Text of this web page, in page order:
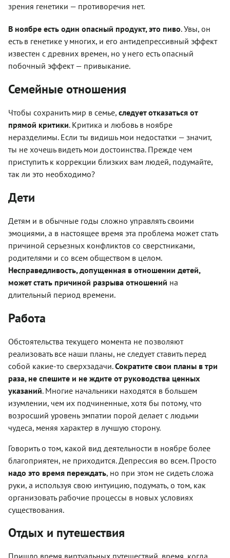
зрения генетики — противоречия нет.
В ноябре есть один опасный продукт, это пиво. Увы, он
есть в генетике у многих, и его антидепрессивный эффект
известен с древних времен, но у него есть опасный
побочный эффект — привыкание.
Семейные отношения
Чтобы сохранить мир в семье, следует отказаться от
прямой критики. Критика и любовь в ноябре
неразделимы. Если ты видишь мои недостатки — значит,
ты не хочешь видеть мои достоинства. Прежде чем
приступить к коррекции близких вам людей, подумайте,
так ли это необходимо?
Дети
Детям и в обычные годы сложно управлять своими
эмоциями, а в настоящее время эта проблема может стать
причиной серьезных конфликтов со сверстниками,
родителями и со всем обществом в целом.
Несправедливость, допущенная в отношении детей,
может стать причиной разрыва отношений на
длительный период времени.
Работа
Обстоятельства текущего момента не позволяют
реализовать все наши планы, не следует ставить перед
собой какие-то сверхзадачи.Сократите свои планы в три
раза, не спешите и не ждите от руководства ценных
указаний. Многие начальники находятся в большем
изумлении, чем их подчиненные, хотя бы потому, что
возросший уровень эмпатии порой делает с людьми
чудеса, меняя характер в лучшую сторону.
Говорить о том, какой вид деятельности в ноябре более
благоприятен, не приходится. Депрессия во всем. Просто
надо это время переждать, но при этом не сидеть сложа
руки, а используя свою интуицию, подумать, о том, как
организовать рабочие процессы в новых условиях
существования.
Отдых и путешествия